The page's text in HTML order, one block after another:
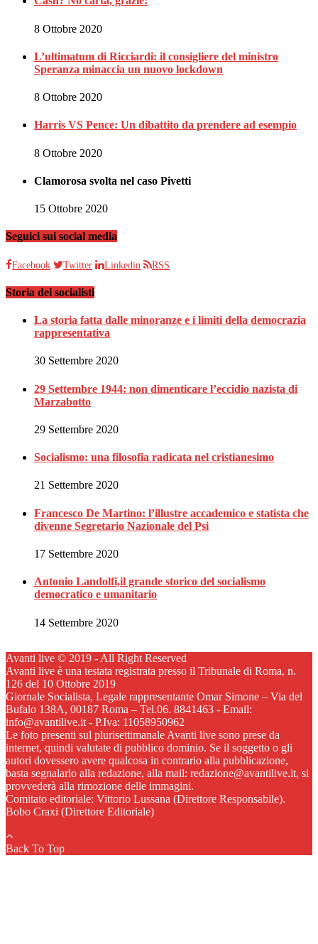
8 Ottobre 2020
L’ultimatum di Ricciardi: il consigliere del ministro
Speranza minaccia un nuovo lockdown
8 Ottobre 2020
Harris VS Pence: Un dibattito da prendere ad esempio
8 Ottobre 2020
Clamorosa svolta nel caso Pivetti
15 Ottobre 2020
Seguici sui social media
Facebook Twitter Linkedin RSS
Storia dei socialisti
La storia fatta dalle minoranze e i limiti della democrazia
rappresentativa
30 Settembre 2020
29 Settembre 1944: non dimenticare l’eccidio nazista di
Marzabotto
29 Settembre 2020
Socialismo: una filosofia radicata nel cristianesimo
21 Settembre 2020
Francesco De Martino: l’illustre accademico e statista che
divenne Segretario Nazionale del Psi
17 Settembre 2020
Antonio Landolfi,il grande storico del socialismo
democratico e umanitario
14 Settembre 2020
Avanti live © 2019 - All Right Reserved
Avanti live è una testata registrata presso il Tribunale di Roma, n.
126 del 10 Ottobre 2019
Giornale Socialista, Legale rappresentante Omar Simone – Via del
Bufalo 138A, 00187 Roma – Tel.06. 8841463 - Email:
info@avantilive.it - P.Iva: 11058950962
Le foto presenti sul plurisettimanale Avanti live sono prese da
internet, quindi valutate di pubblico dominio. Se il soggetto o gli
autori dovessero avere qualcosa in contrario alla pubblicazione,
basta segnalarlo alla redazione, alla mail: redazione@avantilive.it, si
provvederà alla rimozione delle immagini.
Comitato editoriale: Vittorio Lussana (Direttore Responsabile).
Bobo Craxi (Direttore Editoriale)
Back To Top